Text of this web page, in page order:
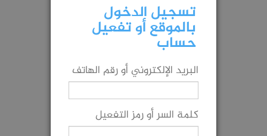
تسجيل الدخول
بالموقع أو تفعيل
حساب
البريد الإلكتروني أو رقم الهاتف
كلمة السر أو رمز التفعيل